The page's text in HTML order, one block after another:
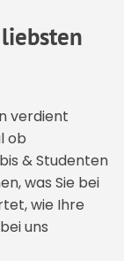
verdient
ob
& Studenten
was Sie bei
wie Ihre
uns